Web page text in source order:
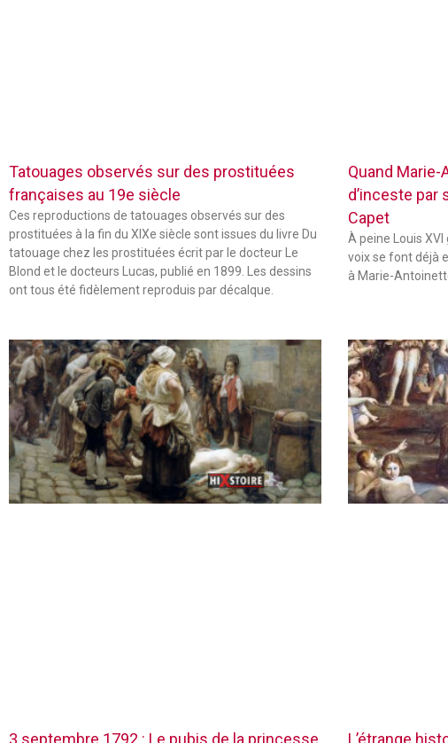
Tatouages observés sur des prostituées
françaises au 19e siècle
Ces reproductions de tatouages observés sur des
prostituées à la fin du XIXe siècle sont issues du livre Du
tatouage chez les prostituées écrit par le docteur Le
Blond et le docteurs Lucas, publié en 1899. Les dessins
ont tous été fidèlement reproduis par décalque.
Quand
d’inceste par
Capet
À peine Louis
voix se font déjà
à Marie-
3 septembre 1792 : Le pubis de la princesse L’étrange